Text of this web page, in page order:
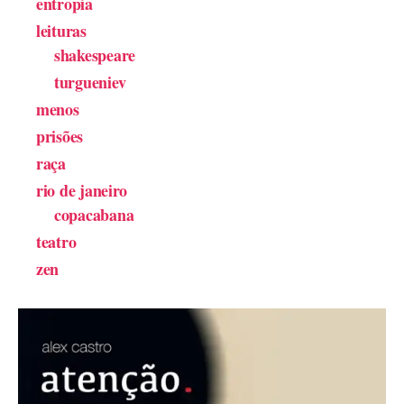
leituras
shakespeare
turgueniev
menos
prisões
raça
rio de janeiro
copacabana
teatro
zen